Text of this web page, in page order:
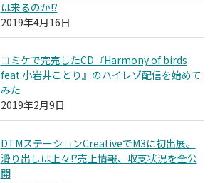
は来るのか!?
2019年4月16日
コミケで完売したCD『Harmony of birds
feat.小岩井ことり』のハイレゾ配信を始めて
みた
2019年2月9日
DTMステーションCreativeでM3に初出展。
滑り出しは上々!?売上情報、収支状況を全公
開